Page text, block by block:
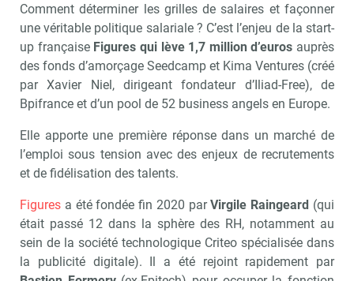
Comment déterminer les grilles de salaires et façonner
une véritable politique salariale ? C’est l’enjeu de la start-
up française Figures qui lève 1,7 million d’euros auprès
des fonds d’amorçage Seedcamp et Kima Ventures (créé
par Xavier Niel, dirigeant fondateur d’Iliad-Free), de
Bpifrance et d’un pool de 52 business angels en Europe.
Elle apporte une première réponse dans un marché de
l’emploi sous tension avec des enjeux de recrutements
et de fidélisation des talents.
Figures a été fondée fin 2020 parVirgile Raingeard (qui
était passé 12 dans la sphère des RH, notamment au
sein de la société technologique Criteo spécialisée dans
la publicité digitale). Il a été rejoint rapidement par